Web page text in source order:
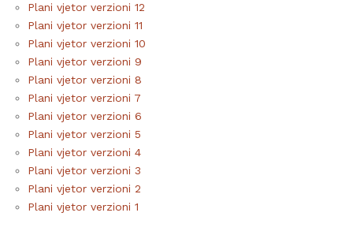
Plani vjetor verzioni 12
Plani vjetor verzioni 11
Plani vjetor verzioni 10
Plani vjetor verzioni 9
Plani vjetor verzioni 8
Plani vjetor verzioni 7
Plani vjetor verzioni 6
Plani vjetor verzioni 5
Plani vjetor verzioni 4
Plani vjetor verzioni 3
Plani vjetor verzioni 2
Plani vjetor verzioni 1